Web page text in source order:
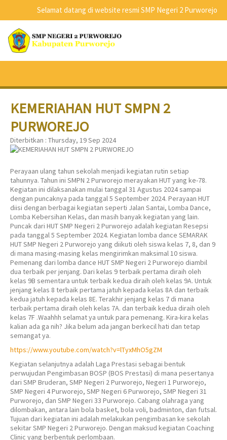
Selamat datang di website resmi SMP Negeri 2 Purworejo
KEMERIAHAN HUT SMPN 2
PURWOREJO
Diterbitkan : Thursday, 19 Sep 2024
Perayaan ulang tahun sekolah menjadi kegiatan rutin setiap
tahunnya. Tahun ini SMPN 2 Purworejo merayakan HUT yang ke-78.
Kegiatan ini dilaksanakan mulai tanggal 31 Agustus 2024 sampai
dengan puncaknya pada tanggal 5 September 2024. Perayaan HUT
diisi dengan berbagai kegiatan seperti Jalan Santai, Lomba Dance,
Lomba Kebersihan Kelas, dan masih banyak kegiatan yang lain.
Puncak dari HUT SMP Negeri 2 Purworejo adalah kegiatan Resepsi
pada tanggal 5 September 2024. Kegiatan lomba dance SEMARAK
HUT SMP Negeri 2 Purworejo yang diikuti oleh siswa kelas 7, 8, dan 9
di mana masing-masing kelas mengirimkan maksimal 10 siswa.
Pemenang dari lomba dance HUT SMP Negeri 2 Purworejo diambil
dua terbaik per jenjang. Dari kelas 9 terbaik pertama diraih oleh
kelas 9B sementara untuk terbaik kedua diraih oleh kelas 9A. Untuk
jenjang kelas 8 terbaik pertama jatuh kepada kelas 8A dan terbaik
kedua jatuh kepada kelas 8E. Terakhir jenjang kelas 7 di mana
terbaik pertama diraih oleh kelas 7A. dan terbaik kedua diraih oleh
kelas 7F .Waahhh selamat ya untuk para pemenang. Kira-kira kelas
kalian ada ga nih? Jika belum ada jangan berkecil hati dan tetap
semangat ya.
https://www.youtube.com/watch?v=lTyxMhO5gZM
Kegiatan selanjutnya adalah Laga Prestasi sebagai bentuk
perwujudan Pengimbasan BOSP (BOS Prestasi) di mana pesertanya
dari SMP Bruderan, SMP Negeri 2 Purworejo, Negeri 1 Purworejo,
SMP Negeri 4 Purworejo, SMP Negeri 6 Purworejo, SMP Negeri 31
Purworejo, dan SMP Negeri 33 Purworejo. Cabang olahraga yang
dilombakan, antara lain bola basket, bola voli, badminton, dan futsal.
Tujuan dari kegiatan ini adalah melakukan pengimbasan ke sekolah
sekitar SMP Negeri 2 Purworejo. Dengan maksud kegiatan Coaching
Clinic yang berbentuk perlombaan.